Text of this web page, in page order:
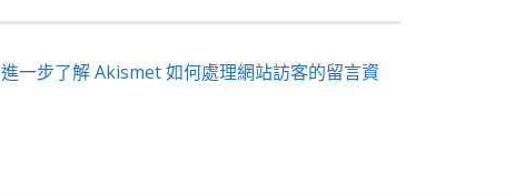
進一步了解 Akismet 如何處理網站訪客的留言資